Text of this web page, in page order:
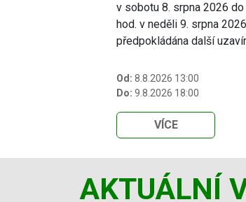
v sobotu 8. srpna 2026
hod. v neděli 9. srpna 2026
předpokládána další
Od: 8.8.2026 13:00
Do: 9.8.2026 18:00
VÍCE
AKTUÁLNÍ